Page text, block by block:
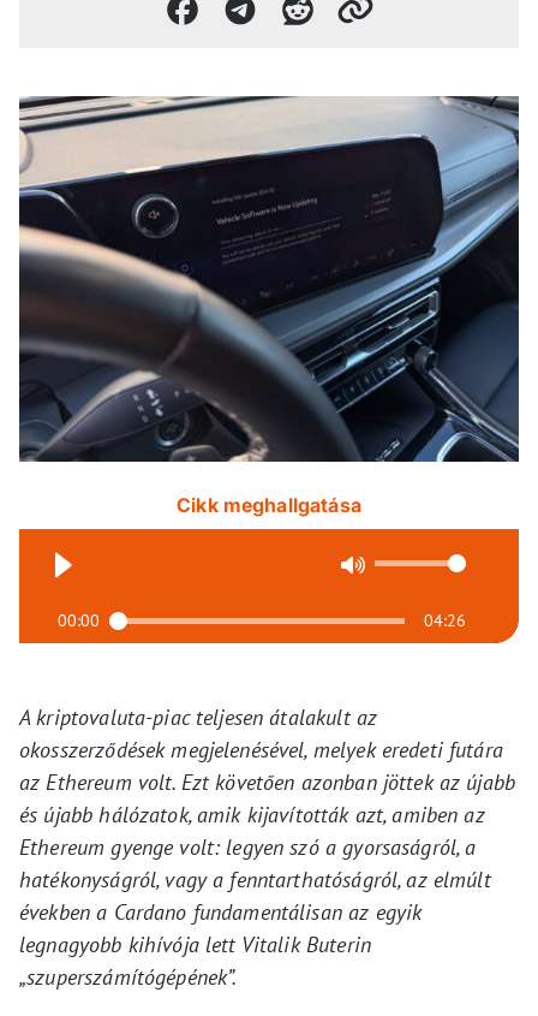
Cikk meghallgatása
00:00 04:26
A kriptovaluta-piac teljesen átalakult az
okosszerződések megjelenésével, melyek eredeti futára
az Ethereum volt. Ezt követően azonban jöttek az újabb
és újabb hálózatok, amik kijavították azt, amiben az
Ethereum gyenge volt: legyen szó a gyorsaságról, a
hatékonyságról, vagy a fenntarthatóságról, az elmúlt
években a Cardano fundamentálisan az egyik
legnagyobb kihívója lett Vitalik Buterin
„szuperszámítógépének”.